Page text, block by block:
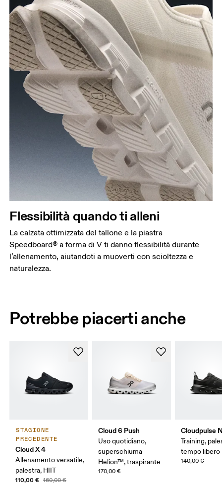
Flessibilità quando ti alleni
La calzata ottimizzata del tallone e la piastra
Speedboard® a forma di V ti danno flessibilità durante
l’allenamento, aiutandoti a muoverti con scioltezza e
naturalezza.
Potrebbe piacerti anche
STAGIONE
PRECEDENTE
Cloud X 4
Allenamento versatile,
palestra, HIIT
110,00 € 160,00 €
Cloud 6 Push
Uso quotidiano,
superschiuma
Helion™, traspirante
170,00 €
Cloudpulse
Training,
tempo libero
140,00 €